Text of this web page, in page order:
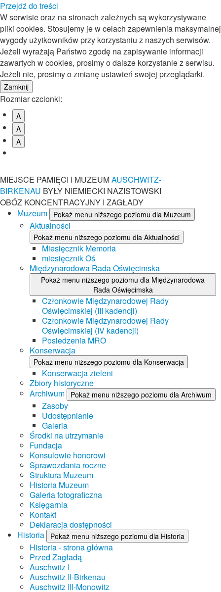
Przejdź do treści
W serwisie oraz na stronach zależnych są wykorzystywane
pliki cookies. Stosujemy je w celach zapewnienia maksymalnej
wygody użytkowników przy korzystaniu z naszych serwisów.
Jeżeli wyrażają Państwo zgodę na zapisywanie informacji
zawartych w cookies, prosimy o dalsze korzystanie z serwisu.
Jeżeli nie, prosimy o zmianę ustawień swojej przeglądarki.
Rozmiar czcionki:
A
A
A
MIEJSCE PAMIĘCI I MUZEUMAUSCHWITZ-
BIRKENAU BYŁY NIEMIECKI NAZISTOWSKI
OBÓZ KONCENTRACYJNY I ZAGŁADY
Muzeum
Pokaż menu niższego poziomu dla Muzeum
Aktualności
Pokaż menu niższego poziomu dla Aktualności
Miesięcznik Memoria
miesięcznik Oś
Międzynarodowa Rada Oświęcimska
Pokaż menu niższego poziomu dla Międzynarodowa
Rada Oświęcimska
Członkowie Międzynarodowej Rady
Oświęcimskiej (III kadencji)
Członkowie Międzynarodowej Rady
Oświęcimskiej (IV kadencji)
Posiedzenia MRO
Konserwacja
Pokaż menu niższego poziomu dla Konserwacja
Konserwacja zieleni
Zbiory historyczne
Archiwum
Pokaż menu niższego poziomu dla Archiwum
Zasoby
Udostępnianie
Galeria
Środki na utrzymanie
Fundacja
Konsulowie honorowi
Sprawozdania roczne
Struktura Muzeum
Historia Muzeum
Galeria fotograficzna
Księgarnia
Kontakt
Deklaracja dostępności
Historia
Pokaż menu niższego poziomu dla Historia
Historia - strona główna
Przed Zagładą
Auschwitz I
Auschwitz II-Birkenau
Auschwitz III-Monowitz